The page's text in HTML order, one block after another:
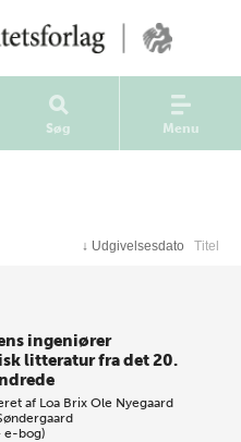
Søg Menu
↓ Udgivelsesdato Titel
ingeniører
litteratur fra det 20.
af Loa Brix Ole Nyegaard
e-bog)